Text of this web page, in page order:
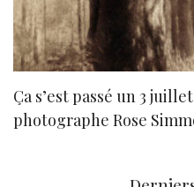
Ça s’est passé un 3
photographe Rose